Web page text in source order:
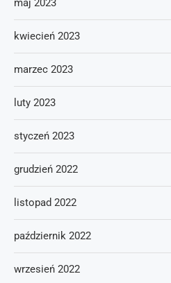
maj 2023
kwiecień 2023
marzec 2023
luty 2023
styczeń 2023
grudzień 2022
listopad 2022
październik 2022
wrzesień 2022